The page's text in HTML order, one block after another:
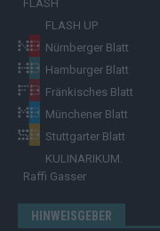
FLASH
FLASH UP
Nürnberger Blatt
Hamburger Blatt
Fränkisches Blatt
Münchener Blatt
Stuttgarter Blatt
KULINARIKUM.
Raffi Gasser
HINWEISGEBER